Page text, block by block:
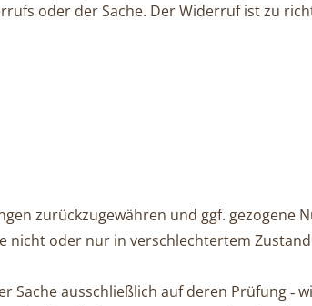
oder der Sache. Der Widerruf ist zu
zu­rück­zu­ge­wäh­ren und ggf. gezogene
nicht oder nur in verschlechtertem
aus­schließ­lich auf deren Prüfung ‑